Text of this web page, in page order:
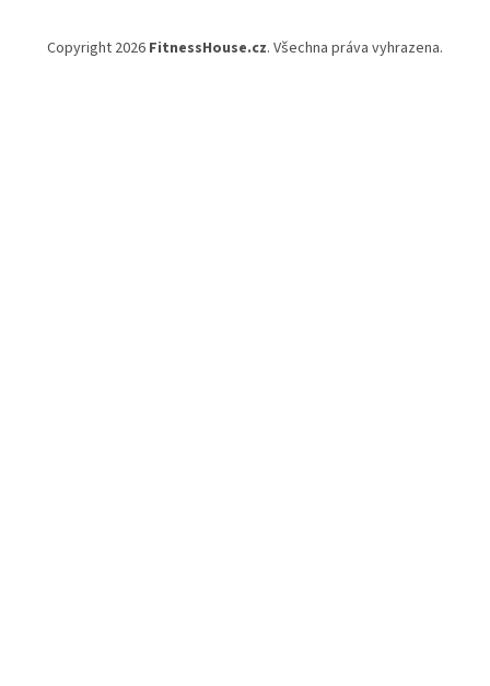
Copyright 2026 FitnessHouse.cz. Všechna práva vyhrazena.